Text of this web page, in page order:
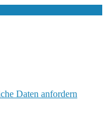
Daten anfordern